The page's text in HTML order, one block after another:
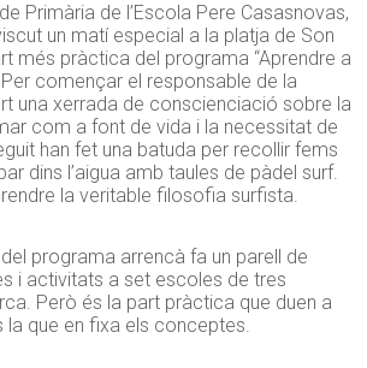
Primària de l’Escola Pere Casasnovas,
un matí especial a la platja de Son
més pràctica del programa “Aprendre a
començar el responsable de la
una xerrada de conscienciació sobre la
com a font de vida i la necessitat de
han fet una batuda per recollir fems
dins l’aigua amb taules de pàdel surf.
la veritable filosofia surfista.
del programa arrencà fa un parell de
i activitats a set escoles de tres
Però és la part pràctica que duen a
la que en fixa els conceptes.